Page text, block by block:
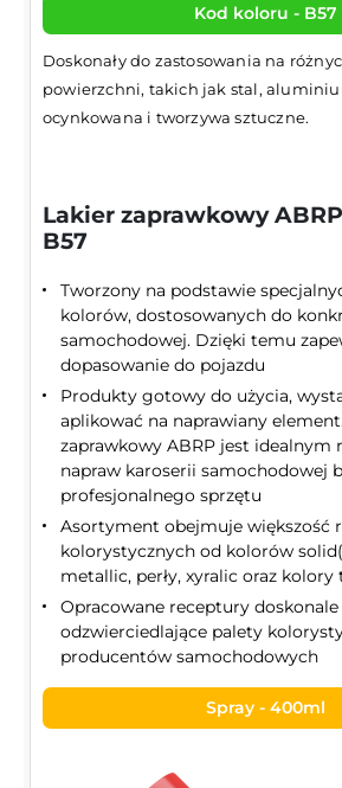
Kod koloru - B57
Doskonały do zastosowania na
powierzchni, takich jak stal,
ocynkowana i tworzywa sztuczne.
Lakier zaprawkowy
B57
Tworzony na podstawie
kolorów, dostosowanych do
samochodowej. Dzięki temu
dopasowanie do pojazdu
Produkty gotowy do użycia,
aplikować na naprawiany
zaprawkowy ABRP jest idealnym
napraw karoserii samochodowej
profesjonalnego sprzętu
Asortyment obejmuje większość
kolorystycznych od kolorów
metallic, perły, xyralic oraz
Opracowane receptury doskonale
odzwierciedlające palety
producentów samochodowych
Spray - 400ml